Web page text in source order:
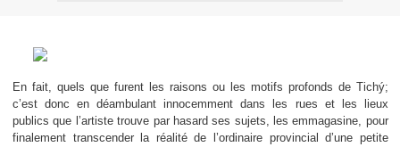
En fait, quels que furent les raisons ou les motifs profonds de Tichý;
c’est donc en déambulant innocemment dans les rues et les lieux
publics que l’artiste trouve par hasard ses sujets, les emmagasine, pour
finalement transcender la réalité de l’ordinaire provincial d’une petite